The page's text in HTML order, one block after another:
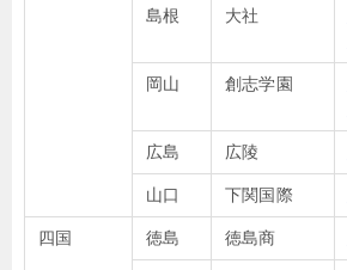
島根 大社
岡山 創志学園
広島 広陵
山口 下関国際
四国 徳島 徳島商